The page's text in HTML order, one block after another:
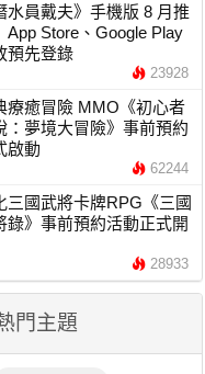
水員戴夫》手機版 8 月推
Store、Google Play
預先登錄
23928
療癒冒險 MMO《初心者
：夢境大冒險》事前預約
啟動
62244
三國武將卡牌RPG《三國
錄》事前預約活動正式開
28933
門主題